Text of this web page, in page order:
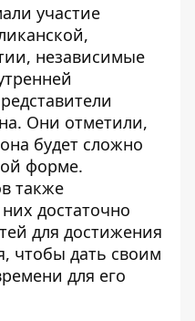
участие
независимые
Они отметили,
будет сложно
форме.
также
достаточно
для достижения
чтобы дать своим
для его